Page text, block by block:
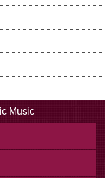
Music